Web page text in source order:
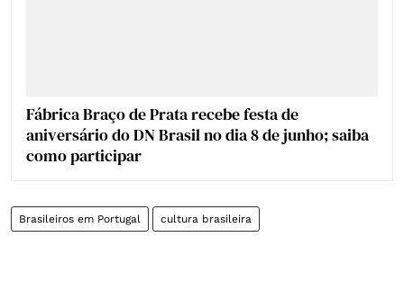
Fábrica Braço de Prata recebe festa de
aniversário do DN Brasil no dia 8 de junho; saiba
como participar
Brasileiros em Portugal cultura brasileira